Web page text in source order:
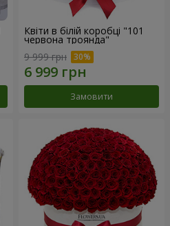
Квіти в білій коробці "101
червона троянда"
9 999 грн
Замовити